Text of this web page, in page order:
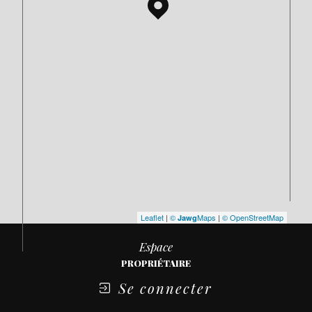
Leaflet | © JawgMaps | © OpenStreetMap
Espace
PROPRIÉTAIRE
Se connecter